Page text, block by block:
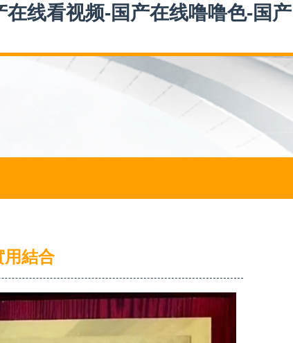
线看视频-国产在线噜噜色-国产
用結合